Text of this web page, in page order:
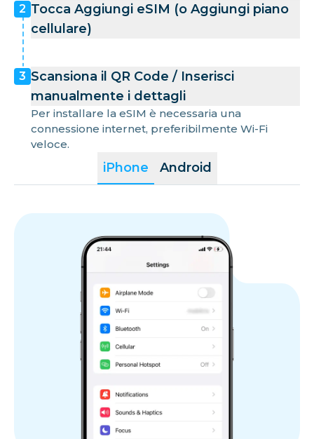
iPhone Android
2 Tocca Aggiungi eSIM (o Aggiungi piano
cellulare)
3 Scansiona il QR Code / Inserisci
manualmente i dettagli
Per installare la eSIM è necessaria una
connessione internet, preferibilmente Wi-Fi
veloce.